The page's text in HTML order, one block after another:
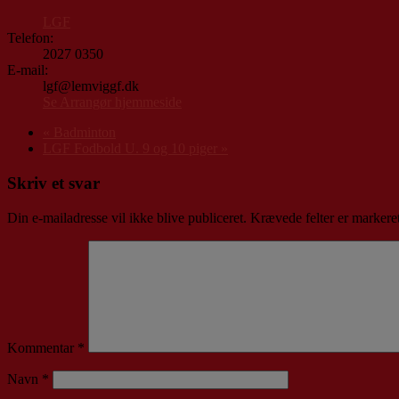
Telefon:
2027 0350
E-mail:
lgf@lemviggf.dk
Skriv et svar
Din e-mailadresse vil ikke blive publiceret. Krævede felter er
Kommentar *
Navn *